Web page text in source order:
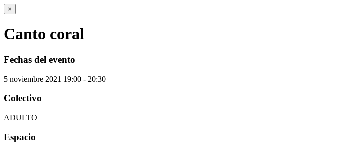
×
Canto coral
Fechas del evento
5 noviembre 2021 19:00 - 20:30
Colectivo
ADULTO
Espacio